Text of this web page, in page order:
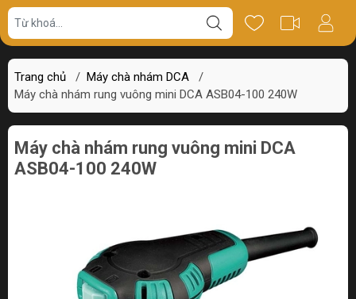
Trang chủ / Máy chà nhám DCA
/
Máy chà nhám rung vuông mini DCA ASB04-100 240W
Giá bán Thông số Review
Máy chà nhám rung vuông mini DCA
ASB04-100 240W